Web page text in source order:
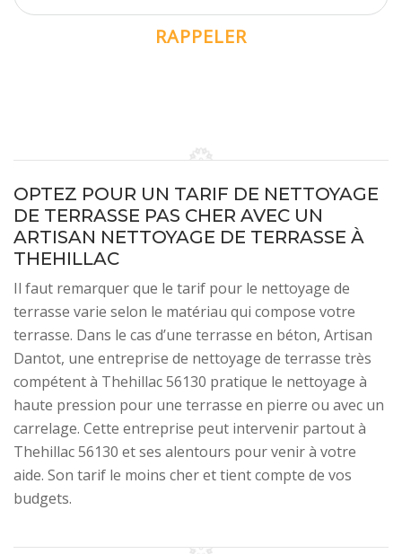
OPTEZ POUR UN TARIF DE NETTOYAGE
DE TERRASSE PAS CHER AVEC UN
ARTISAN NETTOYAGE DE TERRASSE À
THEHILLAC
Il faut remarquer que le tarif pour le nettoyage de
terrasse varie selon le matériau qui compose votre
terrasse. Dans le cas d’une terrasse en béton, Artisan
Dantot, une entreprise de nettoyage de terrasse très
compétent à Thehillac 56130 pratique le nettoyage à
haute pression pour une terrasse en pierre ou avec un
carrelage. Cette entreprise peut intervenir partout à
Thehillac 56130 et ses alentours pour venir à votre
aide. Son tarif le moins cher et tient compte de vos
budgets.